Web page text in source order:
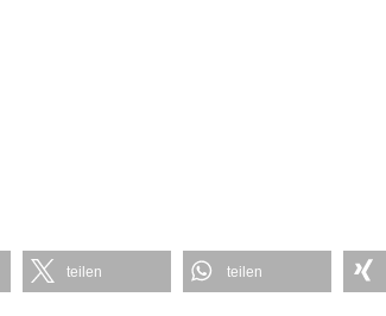
teilen teilen